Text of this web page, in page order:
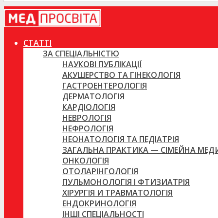
СТАТТІ
ЗА СПЕЦІАЛЬНІСТЮ
НАУКОВІ ПУБЛІКАЦІЇ
АКУШЕРСТВО ТА ГІНЕКОЛОГІЯ
ГАСТРОЕНТЕРОЛОГІЯ
ДЕРМАТОЛОГІЯ
КАРДІОЛОГІЯ
НЕВРОЛОГІЯ
НЕФРОЛОГІЯ
НЕОНАТОЛОГІЯ ТА ПЕДІАТРІЯ
ЗАГАЛЬНА ПРАКТИКА — СІМЕЙНА
ОНКОЛОГІЯ
ОТОЛАРІНГОЛОГІЯ
ПУЛЬМОНОЛОГІЯ І ФТИЗИАТРІЯ
ХІРУРГІЯ И ТРАВМАТОЛОГІЯ
ЕНДОКРИНОЛОГІЯ
ІНШІ СПЕЦІАЛЬНОСТІ